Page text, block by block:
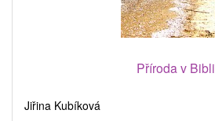
Příroda v Bibli
Jiřina Kubíková